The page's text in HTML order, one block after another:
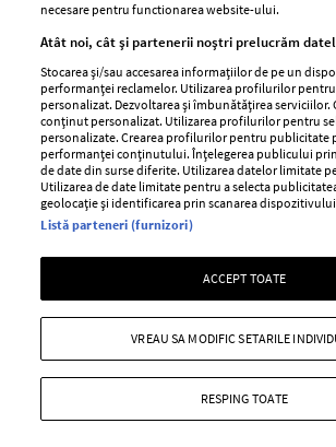
GSP
Unica
Baby
Retete
femei
Viva
Avantaje
Retete
Pariază responsabil! Decizia ONJN nr.
Jocurile de noroc sunt interzise
Copyright © 2026 Ringier
necesare pentru functionarea website-ului.
Atât noi, cât și partenerii noștri prelucrăm
Stocarea și/sau accesarea informațiilor de pe un
performanței reclamelor. Utilizarea profilurilor
personalizat. Dezvoltarea și îmbunătățirea
conținut personalizat. Utilizarea profilurilor pentru
personalizate. Crearea profilurilor pentru publicitate
performanței conținutului. Înțelegerea publicului
de date din surse diferite. Utilizarea datelor limitate
Utilizarea de date limitate pentru a selecta
geolocație și identificarea prin scanarea
Listă parteneri (furnizori)
ACCEPT TOATE
RESPING TOATE
VREAU SA MODIFIC SETARILE